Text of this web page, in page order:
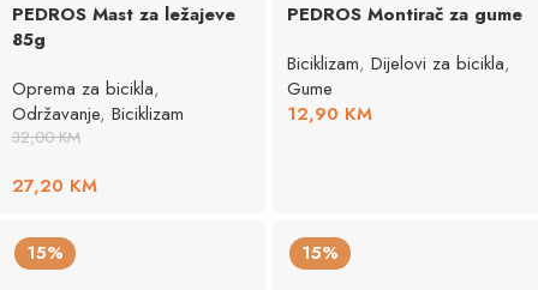
PEDROS Mast za ležajeve
85g
Oprema za bicikla,
Održavanje, Biciklizam
32,00KM
27,20 KM
PEDROS Montirač za gume
Biciklizam, Dijelovi za bicikla,
Gume
12,90 KM
15% 15%